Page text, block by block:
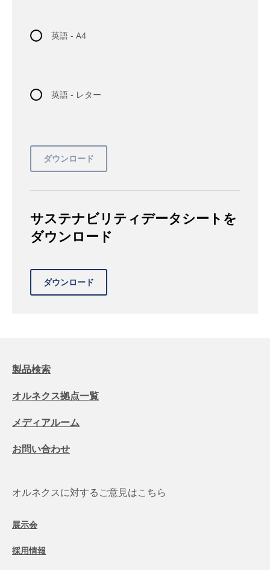
英語 - A4
英語 - レター
サステナビリティデータシートを
ダウンロード
製品検索
オルネクス拠点一覧
メディアルーム
お問い合わせ
オルネクスに対するご意見はこちら
展示会
採用情報